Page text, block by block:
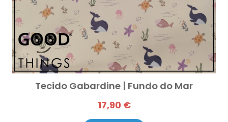
Tecido Gabardine | Fundo do Mar
17,90 €